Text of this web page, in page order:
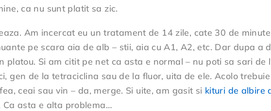
ca nu sunt platit sa zic.
Am incercat eu un tratament de 14 zile, cate 30 de
pe scara aia de alb – stii, aia cu A1, A2, etc. Dar dupa a
platou. Si am citit pe net ca asta e normal – nu poti sa sari
gen de la tetraciclina sau de la fluor, uita de ele. Acolo
ceai sau vin – da, merge. Si uite, am gasit si kituri de albire
asta e alta problema…